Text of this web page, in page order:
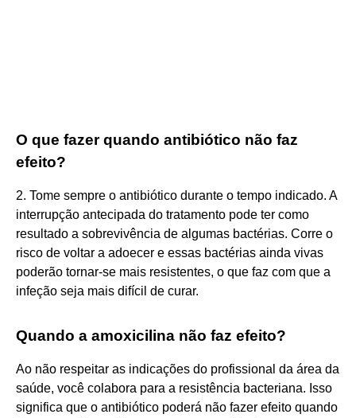
O que fazer quando antibiótico não faz
efeito?
2. Tome sempre o antibiótico durante o tempo indicado. A
interrupção antecipada do tratamento pode ter como
resultado a sobrevivência de algumas bactérias. Corre o
risco de voltar a adoecer e essas bactérias ainda vivas
poderão tornar-se mais resistentes, o que faz com que a
infeção seja mais difícil de curar.
Quando a amoxicilina não faz efeito?
Ao não respeitar as indicações do profissional da área da
saúde, você colabora para a resistência bacteriana. Isso
significa que o antibiótico poderá não fazer efeito quando